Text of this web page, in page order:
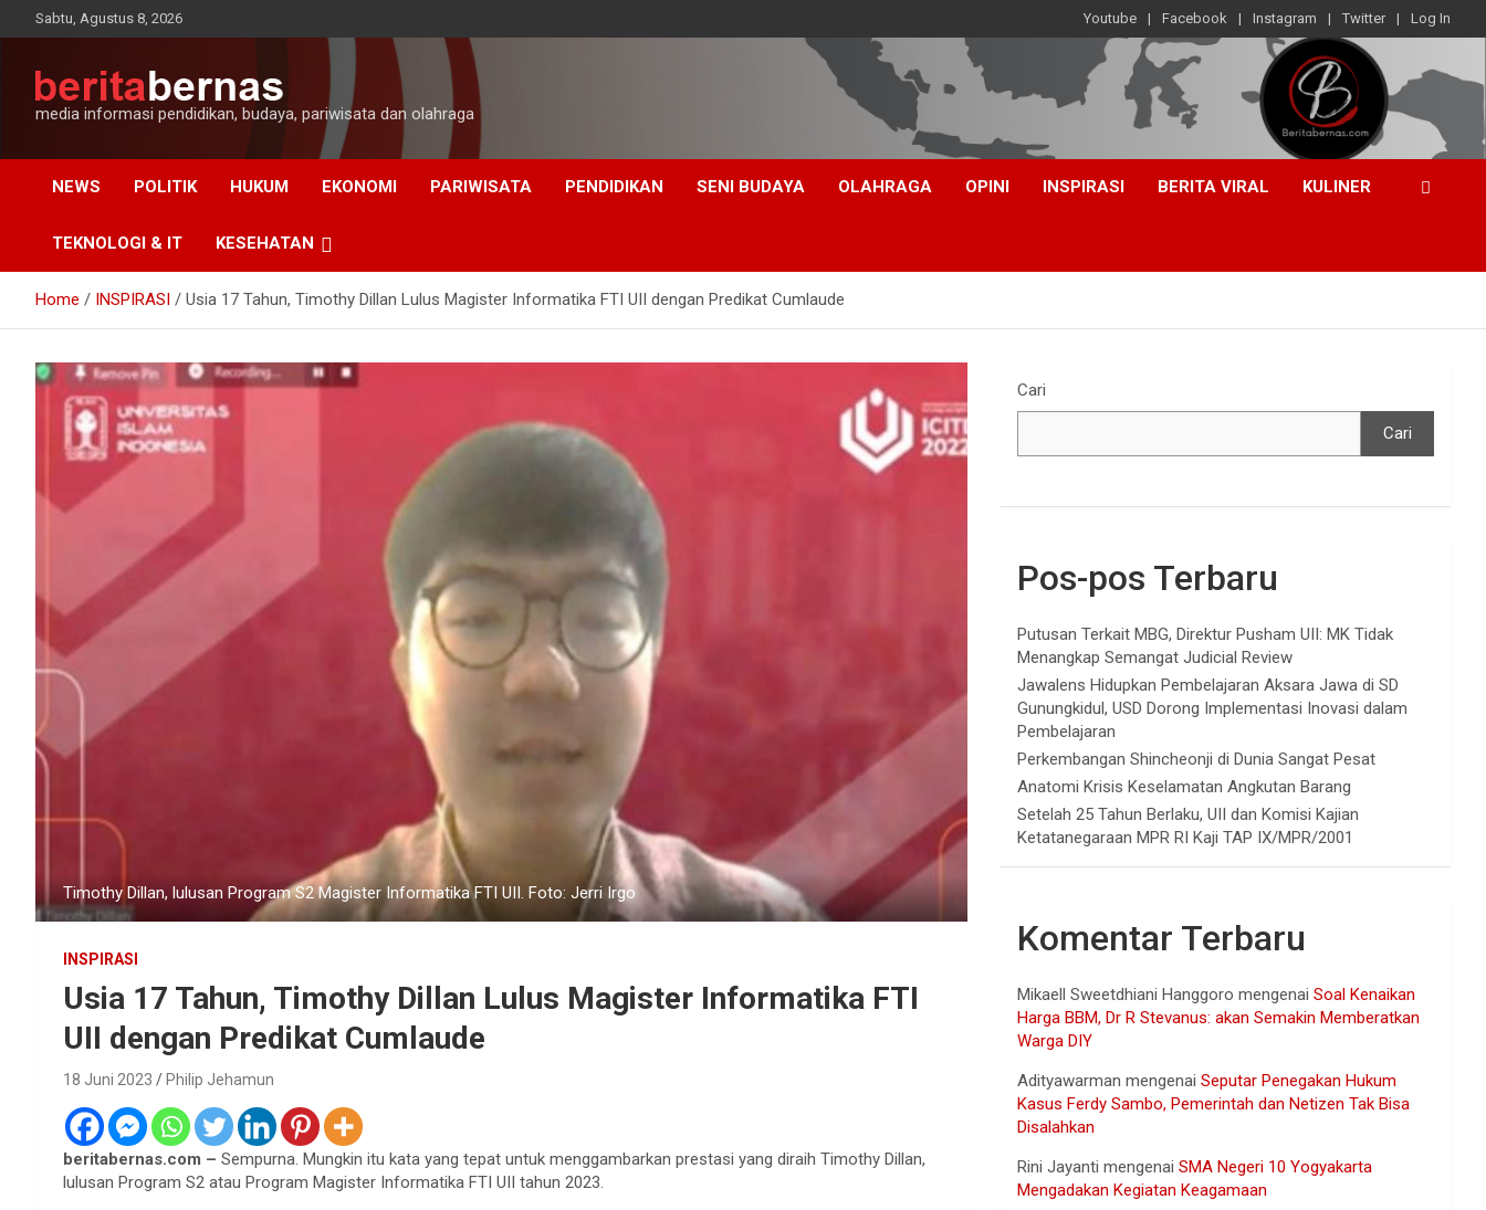
to
Sabtu, Agustus 8, 2026 Youtube Facebook Instagram Twitter Log In
media informasi pendidikan, budaya, pariwisata dan olahraga
NEWS POLITIK HUKUM EKONOMI PARIWISATA PENDIDIKAN SENI BUDAYA OLAHRAGA OPINI INSPIRASI BERITA VIRAL KULINER
TEKNOLOGI & IT KESEHATAN
Home INSPIRASI Usia 17 Tahun, Timothy Dillan Lulus Magister Informatika FTI UII dengan Predikat Cumlaude
Timothy Dillan, lulusan Program S2 Magister Informatika FTI UII. Foto: Jerri Irgo
INSPIRASI
Usia 17 Tahun, Timothy Dillan Lulus Magister Informatika FTI
UII dengan Predikat Cumlaude
18 Juni 2023 Philip Jehamun
beritabernas.com – Sempurna. Mungkin itu kata yang tepat untuk menggambarkan prestasi yang diraih Timothy Dillan,
lulusan Program S2 atau Program Magister Informatika FTI UII tahun 2023.
Cari
Cari
Pos-pos Terbaru
Putusan Terkait MBG, Direktur Pusham UII: MK Tidak
Menangkap Semangat Judicial Review
Jawalens Hidupkan Pembelajaran Aksara Jawa di SD
Gunungkidul, USD Dorong Implementasi Inovasi dalam
Pembelajaran
Perkembangan Shincheonji di Dunia Sangat Pesat
Anatomi Krisis Keselamatan Angkutan Barang
Setelah 25 Tahun Berlaku, UII dan Komisi Kajian
Ketatanegaraan MPR RI Kaji TAP IX/MPR/2001
Komentar Terbaru
Mikaell Sweetdhiani Hanggoro mengenaiSoal Kenaikan
Harga BBM, Dr R Stevanus: akan Semakin Memberatkan
Warga DIY
Adityawarman mengenaiSeputar Penegakan Hukum
Kasus Ferdy Sambo, Pemerintah dan Netizen Tak Bisa
Disalahkan
Rini Jayanti mengenaiSMA Negeri 10 Yogyakarta
Mengadakan Kegiatan Keagamaan